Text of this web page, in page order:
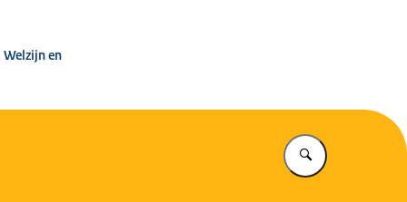
en
Vul in wat u